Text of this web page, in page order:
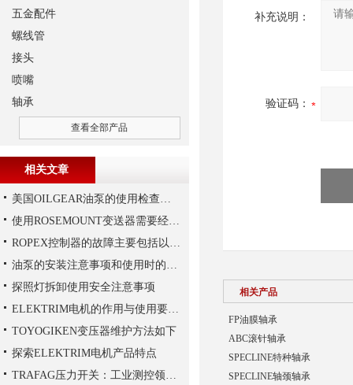
补充说明：
验证码：
相关产品
FP油膜轴承
ABC滚针轴承
SPECLINE特种轴承
SPECLINE轴颈轴承
五金配件
螺线管
接头
喷嘴
轴承
查看全部产品
相关文章
美国OILGEAR油泵的使用检查及流程
使用ROSEMOUNT变送器需要经过以下步骤
ROPEX控制器的故障主要包括以下几种情况
油泵的安装注意事项和使用时的维护
探照灯拆卸使用安全注意事项
ELEKTRIM电机的作用与使用要求讲解
TOYOGIKEN变压器维护方法如下
探索ELEKTRIM电机产品特点
TRAFAG压力开关：工业测控领域的精密之选